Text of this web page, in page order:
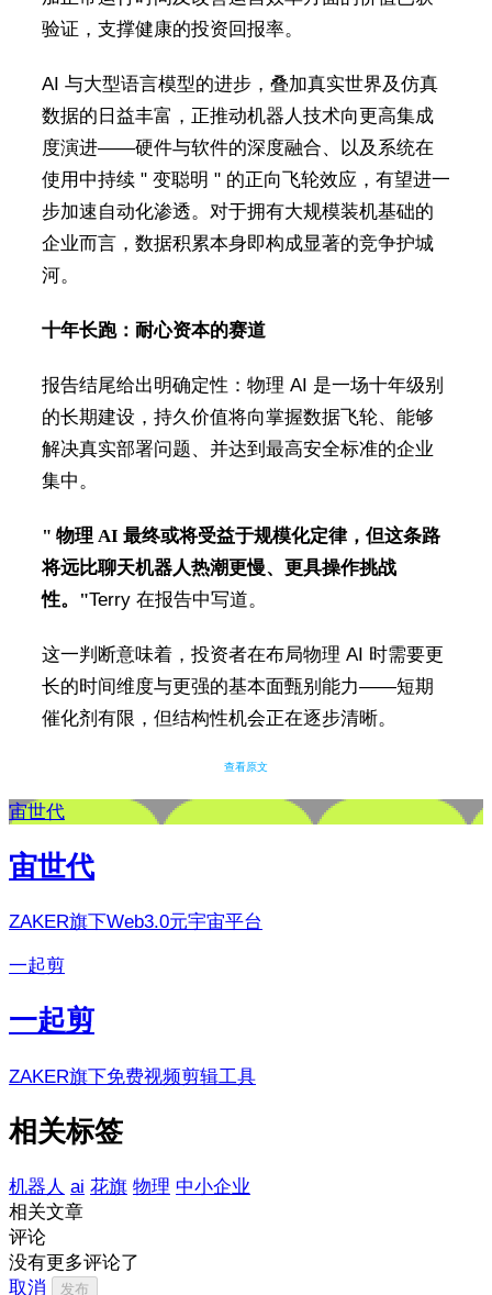
验证，支撑健康的投资回报率。
AI 与大型语言模型的进步，叠加真实世界及仿真
数据的日益丰富，正推动机器人技术向更高集成
度演进——硬件与软件的深度融合、以及系统在
使用中持续 " 变聪明 " 的正向飞轮效应，有望进一
步加速自动化渗透。对于拥有大规模装机基础的
企业而言，数据积累本身即构成显著的竞争护城
河。
十年长跑：耐心资本的赛道
报告结尾给出明确定性：物理 AI 是一场十年级别
的长期建设，持久价值将向掌握数据飞轮、能够
解决真实部署问题、并达到最高安全标准的企业
集中。
" 物理 AI 最终或将受益于规模化定律，但这条路
将远比聊天机器人热潮更慢、更具操作挑战
性。"Terry 在报告中写道。
这一判断意味着，投资者在布局物理 AI 时需要更
长的时间维度与更强的基本面甄别能力——短期
催化剂有限，但结构性机会正在逐步清晰。
查看原文
宙世代
宙世代
ZAKER旗下Web3.0元宇宙平台
一起剪
一起剪
ZAKER旗下免费视频剪辑工具
相关标签
机器人 ai 花旗 物理 中小企业
相关文章
评论
没有更多评论了
取消
发布